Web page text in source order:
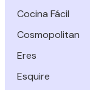
Cocina Fácil
Cosmopolitan
Eres
Esquire